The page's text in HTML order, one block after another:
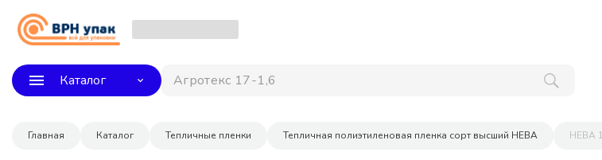
Каталог Агротекс
Главная Каталог Тепличные пленки Тепличная полиэтиленовая пленка сорт высший НЕВА НЕВА